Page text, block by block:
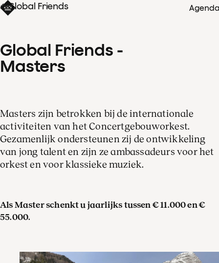
Global Friends
Global Friends -
Masters
Masters zijn betrokken bij de internationale
activiteiten van het Concertgebouworkest.
Gezamenlijk ondersteunen zij de ontwikkeling
van jong talent en zijn ze ambassadeurs voor het
orkest en voor klassieke muziek.
Als Master schenkt u jaarlijks tussen € 11.000 en €
55.000.